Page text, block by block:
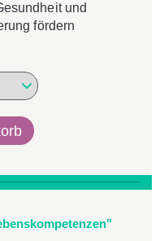
und
fördern